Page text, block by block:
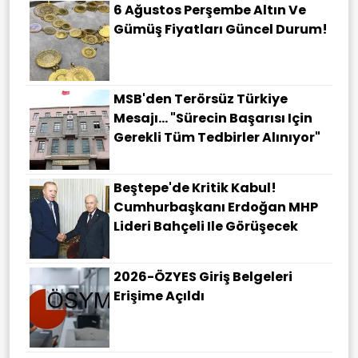
6 Ağustos Perşembe Altın Ve
Gümüş Fiyatları Güncel Durum!
MSB'den Terörsüz Türkiye
Mesajı... "Sürecin Başarısı Için
Gerekli Tüm Tedbirler Alınıyor"
Beştepe'de Kritik Kabul!
Cumhurbaşkanı Erdoğan MHP
Lideri Bahçeli Ile Görüşecek
2026-ÖZYES Giriş Belgeleri
Erişime Açıldı